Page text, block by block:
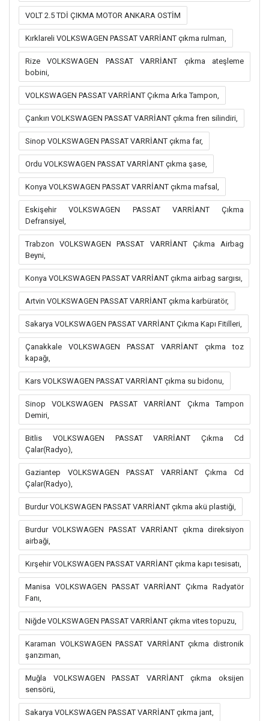
VOLT 2.5 TDİ ÇIKMA MOTOR ANKARA OSTİM
Kırklareli VOLKSWAGEN PASSAT VARRİANT çıkma rulman,
Rize VOLKSWAGEN PASSAT VARRİANT çıkma ateşleme
bobini,
VOLKSWAGEN PASSAT VARRİANT Çıkma Arka Tampon,
Çankırı VOLKSWAGEN PASSAT VARRİANT çıkma fren silindiri,
Sinop VOLKSWAGEN PASSAT VARRİANT çıkma far,
Ordu VOLKSWAGEN PASSAT VARRİANT çıkma şase,
Konya VOLKSWAGEN PASSAT VARRİANT çıkma mafsal,
Eskişehir VOLKSWAGEN PASSAT VARRİANT Çıkma
Defransiyel,
Trabzon VOLKSWAGEN PASSAT VARRİANT Çıkma Airbag
Beyni,
Konya VOLKSWAGEN PASSAT VARRİANT çıkma airbag sargısı,
Artvin VOLKSWAGEN PASSAT VARRİANT çıkma karbüratör,
Sakarya VOLKSWAGEN PASSAT VARRİANT Çıkma Kapı Fitilleri,
Çanakkale VOLKSWAGEN PASSAT VARRİANT çıkma toz
kapağı,
Kars VOLKSWAGEN PASSAT VARRİANT çıkma su bidonu,
Sinop VOLKSWAGEN PASSAT VARRİANT Çıkma Tampon
Demiri,
Bitlis VOLKSWAGEN PASSAT VARRİANT Çıkma Cd
Çalar(Radyo),
Gaziantep VOLKSWAGEN PASSAT VARRİANT Çıkma Cd
Çalar(Radyo),
Burdur VOLKSWAGEN PASSAT VARRİANT çıkma akü plastiği,
Burdur VOLKSWAGEN PASSAT VARRİANT çıkma direksiyon
airbaği,
Kırşehir VOLKSWAGEN PASSAT VARRİANT çıkma kapı tesisatı,
Manisa VOLKSWAGEN PASSAT VARRİANT Çıkma Radyatör
Fanı,
Niğde VOLKSWAGEN PASSAT VARRİANT çıkma vites topuzu,
Karaman VOLKSWAGEN PASSAT VARRİANT çıkma distronik
şanzıman,
Muğla VOLKSWAGEN PASSAT VARRİANT çıkma oksijen
sensörü,
Sakarya VOLKSWAGEN PASSAT VARRİANT çıkma jant,